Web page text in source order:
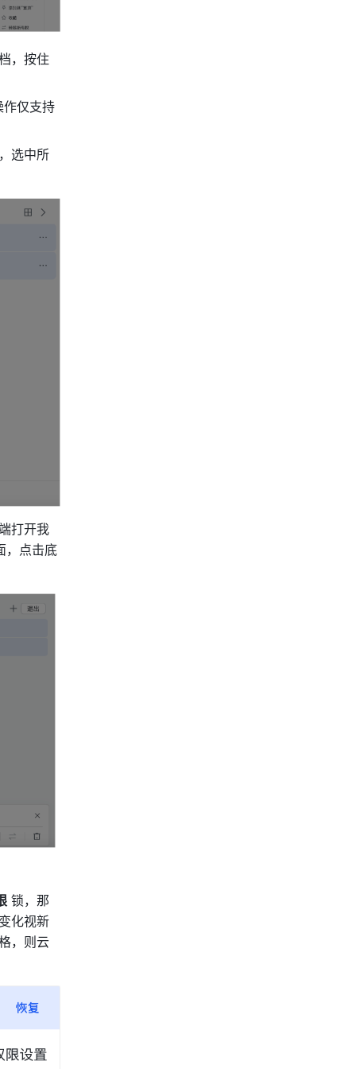
，按住
作仅支持
选中所
打开我
，点击底
锁，那
化视新
，则云